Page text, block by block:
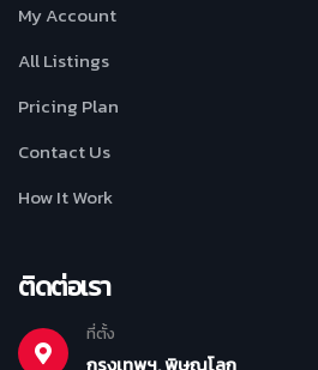
My Account
All Listings
Pricing Plan
Contact Us
How It Work
ติดต่อเรา
ที่ตั้ง